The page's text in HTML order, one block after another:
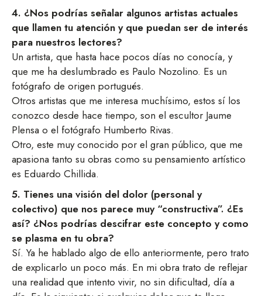
4. ¿Nos podrías señalar algunos artistas actuales
que llamen tu atención y que puedan ser de interés
para nuestros lectores?
Un artista, que hasta hace pocos días no conocía, y
que me ha deslumbrado es Paulo Nozolino. Es un
fotógrafo de origen portugués.
Otros artistas que me interesa muchísimo, estos sí los
conozco desde hace tiempo, son el escultor Jaume
Plensa o el fotógrafo Humberto Rivas.
Otro, este muy conocido por el gran público, que me
apasiona tanto su obras como su pensamiento artístico
es Eduardo Chillida.
5. Tienes una visión del dolor (personal y
colectivo) que nos parece muy “constructiva”. ¿Es
así? ¿Nos podrías descifrar este concepto y como
se plasma en tu obra?
Sí. Ya he hablado algo de ello anteriormente, pero trato
de explicarlo un poco más. En mi obra trato de reflejar
una realidad que intento vivir, no sin dificultad, día a